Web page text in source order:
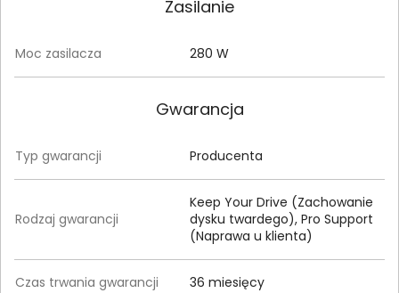
Zasilanie
Moc zasilacza 280 W
Gwarancja
Typ gwarancji Producenta
Rodzaj gwarancji
Keep Your Drive (Zachowanie
dysku twardego), Pro Support
(Naprawa u klienta)
Czas trwania gwarancji 36 miesięcy